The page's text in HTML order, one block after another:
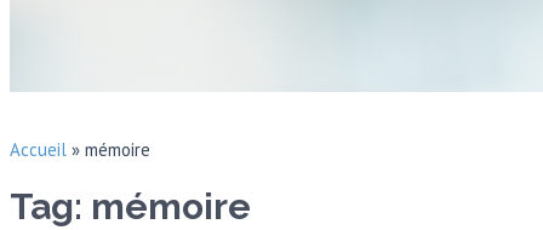
Accueil » mémoire
Tag: mémoire